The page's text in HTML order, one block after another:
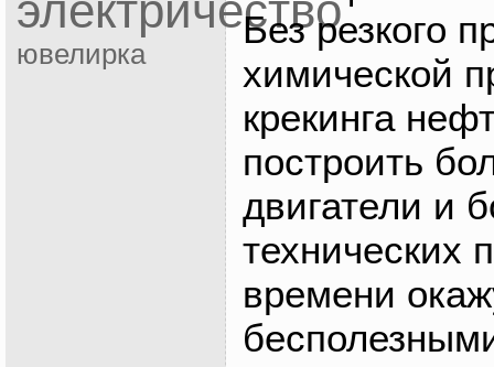
ювелирка
Без резкого
химической
крекинга
построить
двигатели и
технических
времени